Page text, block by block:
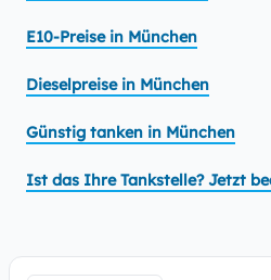
E10-Preise in München
Dieselpreise in München
Günstig tanken in München
Ist das Ihre Tankstelle? Jetzt